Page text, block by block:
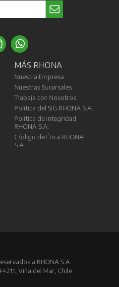
MÁS RHONA
Nuestra Empresa
Nuestras Sucursales
Trabaja con Nosotros
Política del SIG RHONA S.A.
Política de Integridad
RHONA S.A.
Código de Ética RHONA
S.A.
a RHONA S.A.
Viña del Mar, Chile.